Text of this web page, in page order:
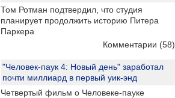
Том Ротман подтвердил, что студия
планирует продолжить историю Питера
Паркера
Комментарии (58)
"Человек-паук 4: Новый день" заработал
почти миллиард в первый уик-энд
Четвертый фильм о Человеке-пауке